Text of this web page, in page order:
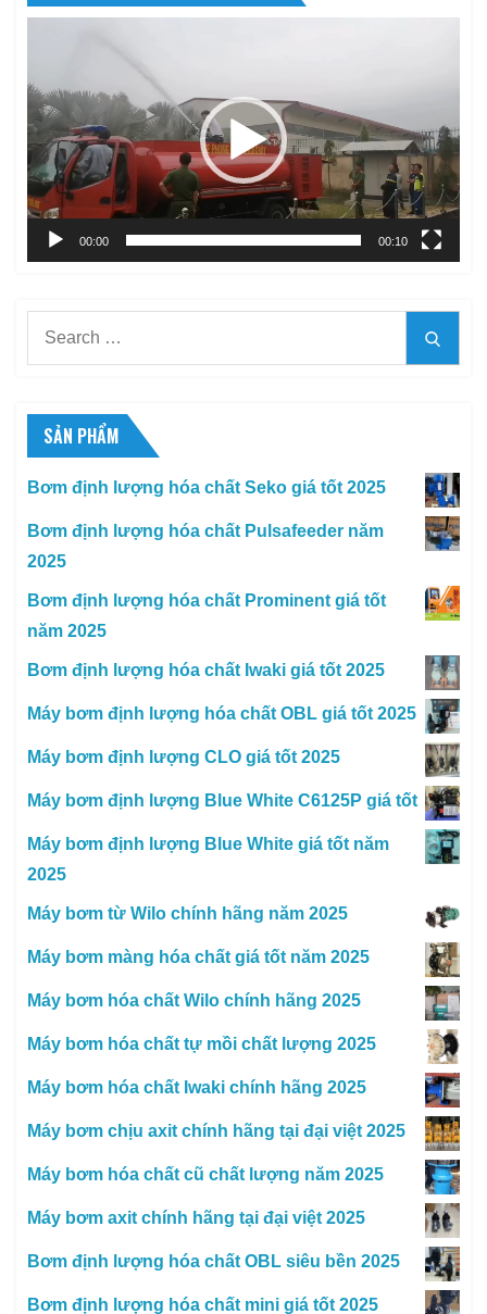
Video
00:00 00:10
SẢN PHẨM
Bơm định lượng hóa chất Seko giá tốt 2025
Bơm định lượng hóa chất Pulsafeeder năm
2025
Bơm định lượng hóa chất Prominent giá tốt
năm 2025
Bơm định lượng hóa chất Iwaki giá tốt 2025
Máy bơm định lượng hóa chất OBL giá tốt 2025
Máy bơm định lượng CLO giá tốt 2025
Máy bơm định lượng Blue White C6125P giá tốt
Máy bơm định lượng Blue White giá tốt năm
2025
Máy bơm từ Wilo chính hãng năm 2025
Máy bơm màng hóa chất giá tốt năm 2025
Máy bơm hóa chất Wilo chính hãng 2025
Máy bơm hóa chất tự mồi chất lượng 2025
Máy bơm hóa chất Iwaki chính hãng 2025
Máy bơm chịu axit chính hãng tại đại việt 2025
Máy bơm hóa chất cũ chất lượng năm 2025
Máy bơm axit chính hãng tại đại việt 2025
Bơm định lượng hóa chất OBL siêu bền 2025
Bơm định lượng hóa chất mini giá tốt 2025